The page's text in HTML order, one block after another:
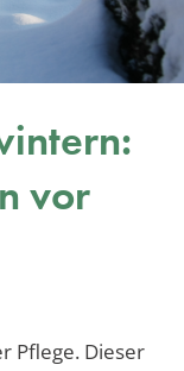
vor
Pflege. Dieser